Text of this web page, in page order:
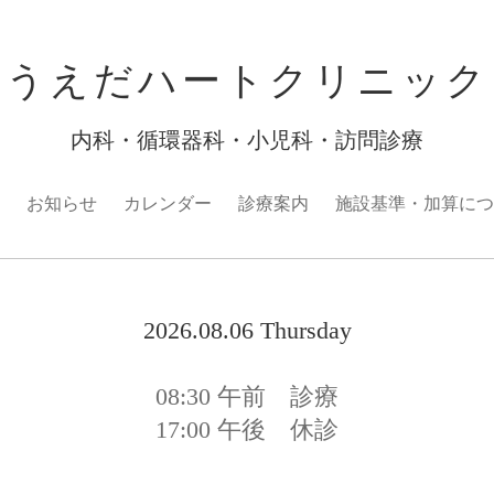
うえだハートクリニック
内科・循環器科・小児科・訪問診療
お知らせ カレンダー 診療案内 施設基準・加算に
2026.08.06 Thursday
08:30 午前 診療
17:00 午後 休診